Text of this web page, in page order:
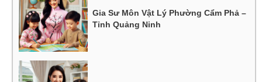
Gia Sư Môn Vật Lý Phường Cẩm Phả –
Tỉnh Quảng Ninh